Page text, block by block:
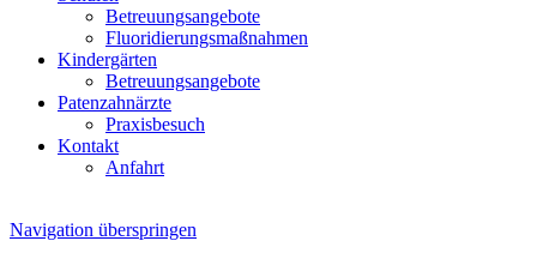
Betreuungsangebote
Fluoridierungsmaßnahmen
Kindergärten
Betreuungsangebote
Patenzahnärzte
Praxisbesuch
Kontakt
Anfahrt
Navigation überspringen